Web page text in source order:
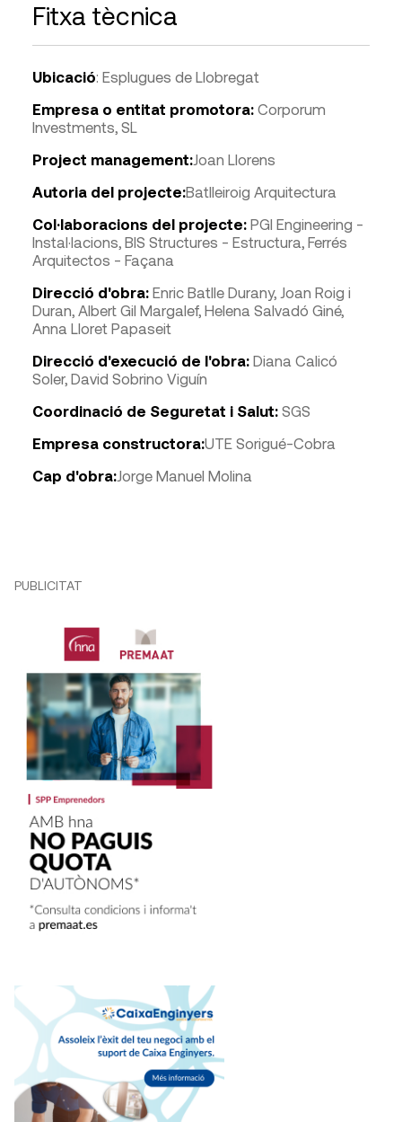
Fitxa tècnica
Ubicació: Esplugues de Llobregat
Empresa o entitat promotora: Corporum
Investments, SL
Project management:Joan Llorens
Autoria del projecte:Batlleiroig Arquitectura
Col·laboracions del projecte: PGI Engineering -
Instal·lacions, BIS Structures - Estructura, Ferrés
Arquitectos - Façana
Direcció d'obra: Enric Batlle Durany, Joan Roig i
Duran, Albert Gil Margalef, Helena Salvadó Giné,
Anna Lloret Papaseit
Direcció d'execució de l'obra: Diana Calicó
Soler, David Sobrino Viguín
Coordinació de Seguretat i Salut: SGS
Empresa constructora:UTE Sorigué-Cobra
Cap d'obra:Jorge Manuel Molina
PUBLICITAT